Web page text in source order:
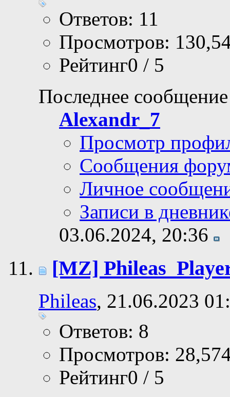
Ответов: 11
Просмотров:
Рейтинг0 / 5
Последнее
Alexandr_7
Просмотр
Сообщения
Личное
Записи в
03.06.2024, 20:36
[MZ]
Phileas, 21.06.2023
Ответов: 8
Просмотров:
Рейтинг0 / 5